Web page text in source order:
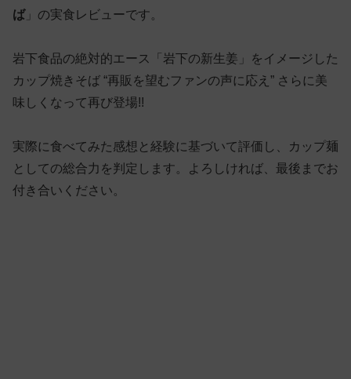
ば」の実食レビューです。
岩下食品の絶対的エース「岩下の新生姜」をイメージした
カップ焼きそば “再販を望むファンの声に応え” さらに美
味しくなって再び登場!!
実際に食べてみた感想と経験に基づいて評価し、カップ麺
としての総合力を判定します。よろしければ、最後までお
付き合いください。